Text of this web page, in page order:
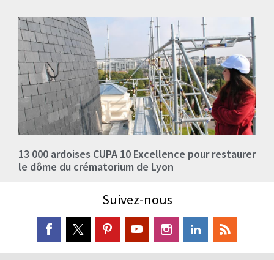
13 000 ardoises CUPA 10 Excellence pour restaurer
le dôme du crématorium de Lyon
Suivez-nous